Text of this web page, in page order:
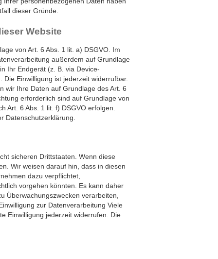
dieser Gründe.
Website
von Art. 6 Abs. 1 lit. a) DSGVO. Im
außerdem auf Grundlage
Ihr Endgerät (z. B. via Device-
Einwilligung ist jederzeit widerrufbar.
wir Ihre Daten auf Grundlage des Art. 6
erforderlich sind auf Grundlage von
Art. 6 Abs. 1 lit. f) DSGVO erfolgen.
Datenschutzerklärung.
sicheren Drittstaaten. Wenn diese
Wir weisen darauf hin, dass in diesen
dazu verpflichtet,
vorgehen könnten. Es kann daher
Überwachungszwecken verarbeiten,
zur Datenverarbeitung Viele
Einwilligung jederzeit widerrufen. Die